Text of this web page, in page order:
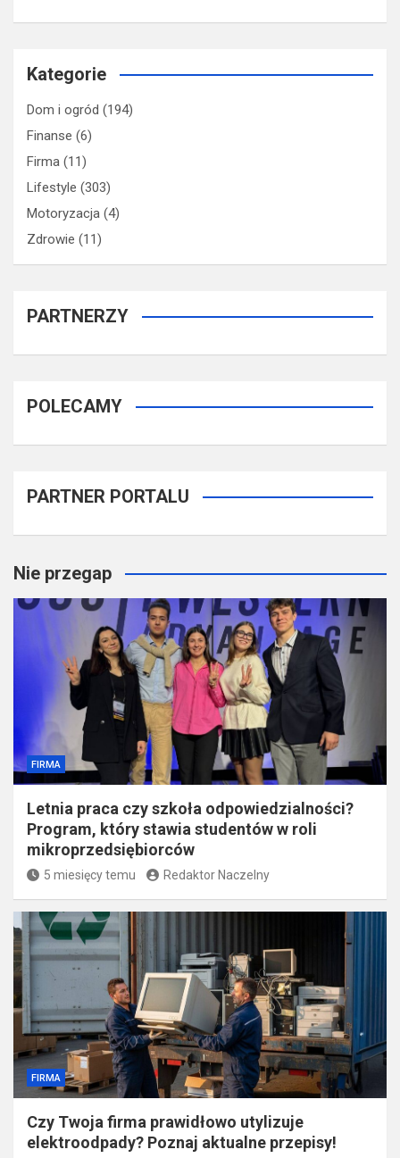
Kategorie
Dom i ogród (194)
Finanse (6)
Firma (11)
Lifestyle (303)
Motoryzacja (4)
Zdrowie (11)
PARTNERZY
POLECAMY
PARTNER PORTALU
Nie przegap
FIRMA
Letnia praca czy szkoła odpowiedzialności?
Program, który stawia studentów w roli
mikroprzedsiębiorców
5 miesięcy temu Redaktor Naczelny
FIRMA
Czy Twoja firma prawidłowo utylizuje
elektroodpady? Poznaj aktualne przepisy!